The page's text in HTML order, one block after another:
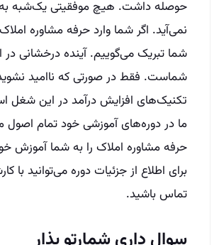
تماس باشید.
سوال داری شمارتو بذار
هر سوالی داری بپرس حداکثر تا پایان وقت
بهت زنگ میزنیم
نام و نام خانوادگی
شهر